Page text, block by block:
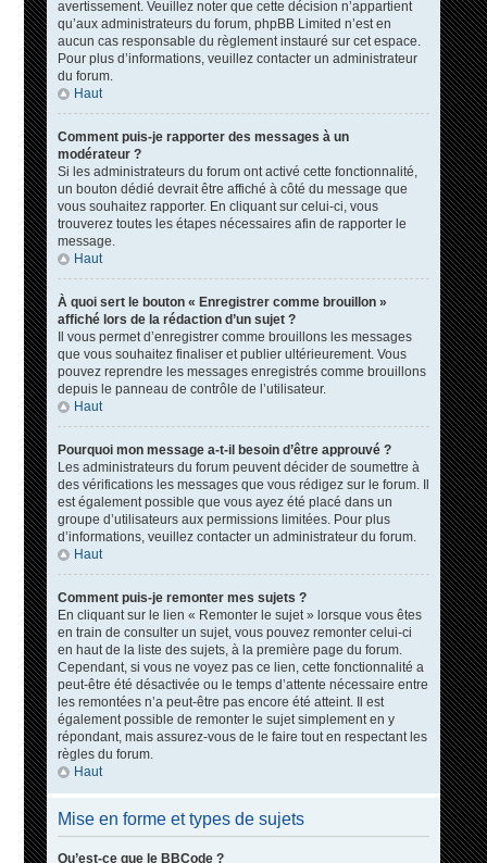
avertissement. Veuillez noter que cette décision n’appartient
qu’aux administrateurs du forum, phpBB Limited n’est en
aucun cas responsable du règlement instauré sur cet espace.
Pour plus d’informations, veuillez contacter un administrateur
du forum.
Haut
Comment puis-je rapporter des messages à un
modérateur ?
Si les administrateurs du forum ont activé cette fonctionnalité,
un bouton dédié devrait être affiché à côté du message que
vous souhaitez rapporter. En cliquant sur celui-ci, vous
trouverez toutes les étapes nécessaires afin de rapporter le
message.
Haut
À quoi sert le bouton « Enregistrer comme brouillon »
affiché lors de la rédaction d’un sujet ?
Il vous permet d’enregistrer comme brouillons les messages
que vous souhaitez finaliser et publier ultérieurement. Vous
pouvez reprendre les messages enregistrés comme brouillons
depuis le panneau de contrôle de l’utilisateur.
Haut
Pourquoi mon message a-t-il besoin d’être approuvé ?
Les administrateurs du forum peuvent décider de soumettre à
des vérifications les messages que vous rédigez sur le forum. Il
est également possible que vous ayez été placé dans un
groupe d’utilisateurs aux permissions limitées. Pour plus
d’informations, veuillez contacter un administrateur du forum.
Haut
Comment puis-je remonter mes sujets ?
En cliquant sur le lien « Remonter le sujet » lorsque vous êtes
en train de consulter un sujet, vous pouvez remonter celui-ci
en haut de la liste des sujets, à la première page du forum.
Cependant, si vous ne voyez pas ce lien, cette fonctionnalité a
peut-être été désactivée ou le temps d’attente nécessaire entre
les remontées n’a peut-être pas encore été atteint. Il est
également possible de remonter le sujet simplement en y
répondant, mais assurez-vous de le faire tout en respectant les
règles du forum.
Haut
Mise en forme et types de sujets
Qu’est-ce que le BBCode ?